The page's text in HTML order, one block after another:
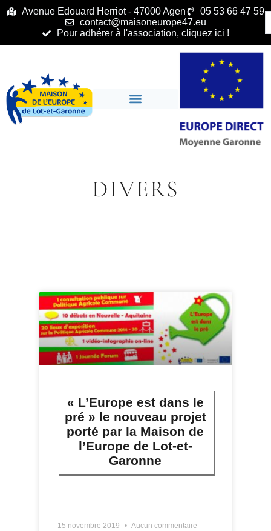
principalAvenue Edouard Herriot - 47000 Agen
05 53 66 47 59
contact@maisoneurope47.eu
Pour adhérer à l'association, cliquez ici !
DIVERS
« L’Europe est dans le
pré » le nouveau projet
porté par la Maison de
l’Europe de Lot-et-
Garonne
15 novembre 2019 Aucun commentaire